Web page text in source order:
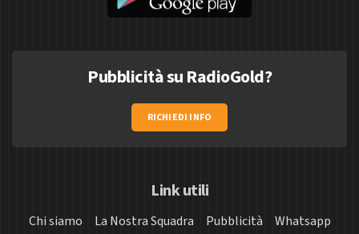
Pubblicità su RadioGold?
RICHIEDI INFO
Link utili
Chi siamo La Nostra Squadra Pubblicità
Whatsapp